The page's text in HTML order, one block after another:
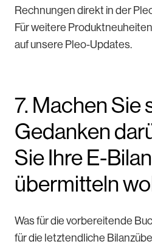
Rechnungen direkt in der
Für weitere
auf unsere Pleo-Updates.
7. Machen Sie
Gedanken
Sie Ihre E-
übermitteln
Was für die vorbereitende
für die letztendliche